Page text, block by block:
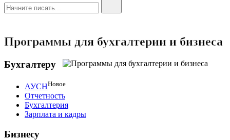
Программы для бухгалтерии и бизнеса
Бухгалтеру
АУСННовое
Отчетность
Бухгалтерия
Зарплата и кадры
Бизнесу